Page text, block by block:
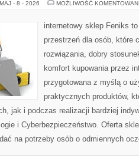
MAJ - 8 - 2026 MOŻLIWOŚĆ
internetowy sklep Feniks
przestrzeń dla osób, które
rozwiązania, dobry
komfort kupowania przez
przygotowana z myślą o
praktycznych produktów,
jak i podczas realizacji bardziej
i Cyberbezpieczeństwo. Oferta
na potrzeby osób o odmiennych